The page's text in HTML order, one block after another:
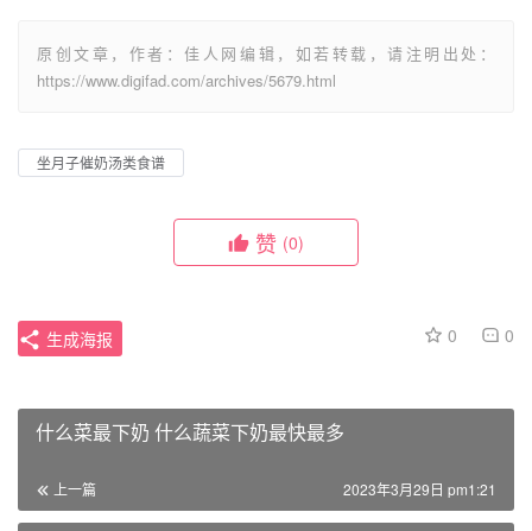
原创文章，作者：佳人网编辑，如若转载，请注明出处：
https://www.digifad.com/archives/5679.html
坐月子催奶汤类食谱
赞 (0)
0 0
生成海报
什么菜最下奶 什么蔬菜下奶最快最多
上一篇 2023年3月29日 pm1:21